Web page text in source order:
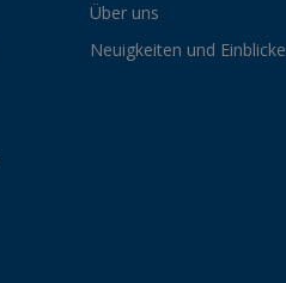
Über uns
Neuigkeiten und Einblicke